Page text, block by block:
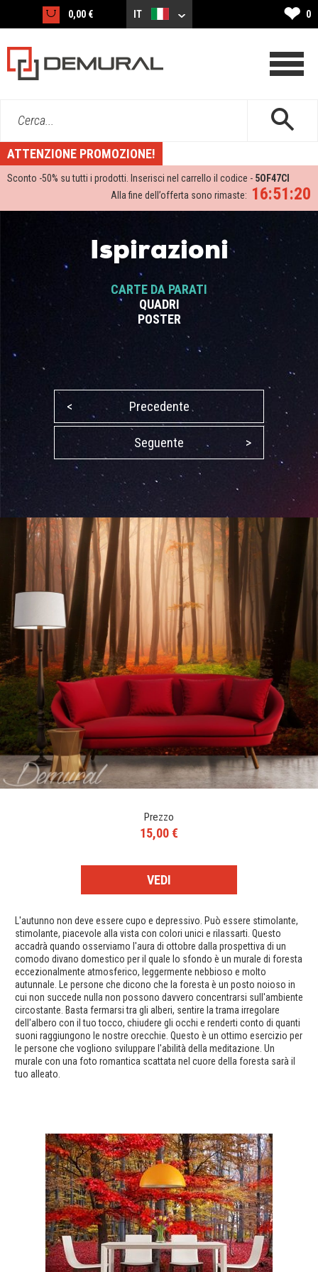
0,00 € IT ❤ 0
Cerca...
ATTENZIONE PROMOZIONE!
Sconto -50% su tutti i prodotti. Inserisci nel carrello il codice - 5OF47CI
16:51:20
Alla fine dell’offerta sono rimaste:
Ispirazioni
CARTE DA PARATI
QUADRI
POSTER
< Precedente
Seguente >
Prezzo
15,00 €
VEDI
L'autunno non deve essere cupo e depressivo. Può essere stimolante,
stimolante, piacevole alla vista con colori unici e rilassarti. Questo
accadrà quando osserviamo l'aura di ottobre dalla prospettiva di un
comodo divano domestico per il quale lo sfondo è un murale di foresta
eccezionalmente atmosferico, leggermente nebbioso e molto
autunnale. Le persone che dicono che la foresta è un posto noioso in
cui non succede nulla non possono davvero concentrarsi sull'ambiente
circostante. Basta fermarsi tra gli alberi, sentire la trama irregolare
dell'albero con il tuo tocco, chiudere gli occhi e renderti conto di quanti
suoni raggiungono le nostre orecchie. Questo è un ottimo esercizio per
le persone che vogliono sviluppare l'abilità della meditazione. Un
murale con una foto romantica scattata nel cuore della foresta sarà il
tuo alleato.